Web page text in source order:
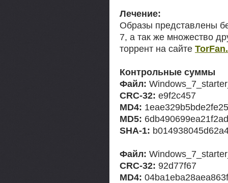
Лечение:
Образы представлены
7, а так же множество
торрент на сайте
Контрольные суммы
Файл:
CRC-32: e9f2c457
MD4:
MD5:
SHA-1:
Файл:
CRC-32: 92d77f67
MD4: